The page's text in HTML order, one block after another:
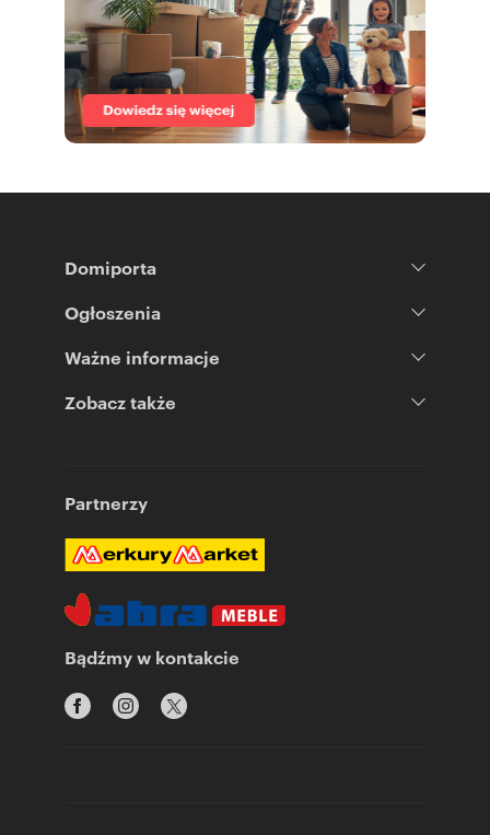
Domiporta
Ogłoszenia
Ważne informacje
Zobacz także
Partnerzy
Bądźmy w kontakcie